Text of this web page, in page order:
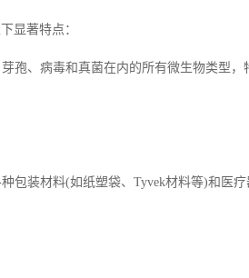
显著特点：
孢、病毒和真菌在内的所有微生物类型
包装材料(如纸塑袋、Tyvek材料等)和医